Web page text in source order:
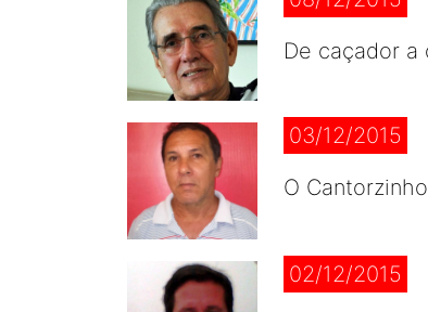
De caçador a
03/12/2015
O
02/12/2015